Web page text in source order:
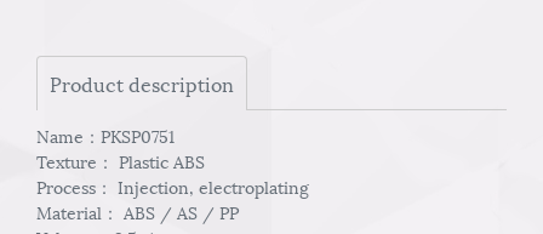
Product description
Name：PKSP0751
Texture： Plastic ABS
Process： Injection, electroplating
Material： ABS / AS / PP